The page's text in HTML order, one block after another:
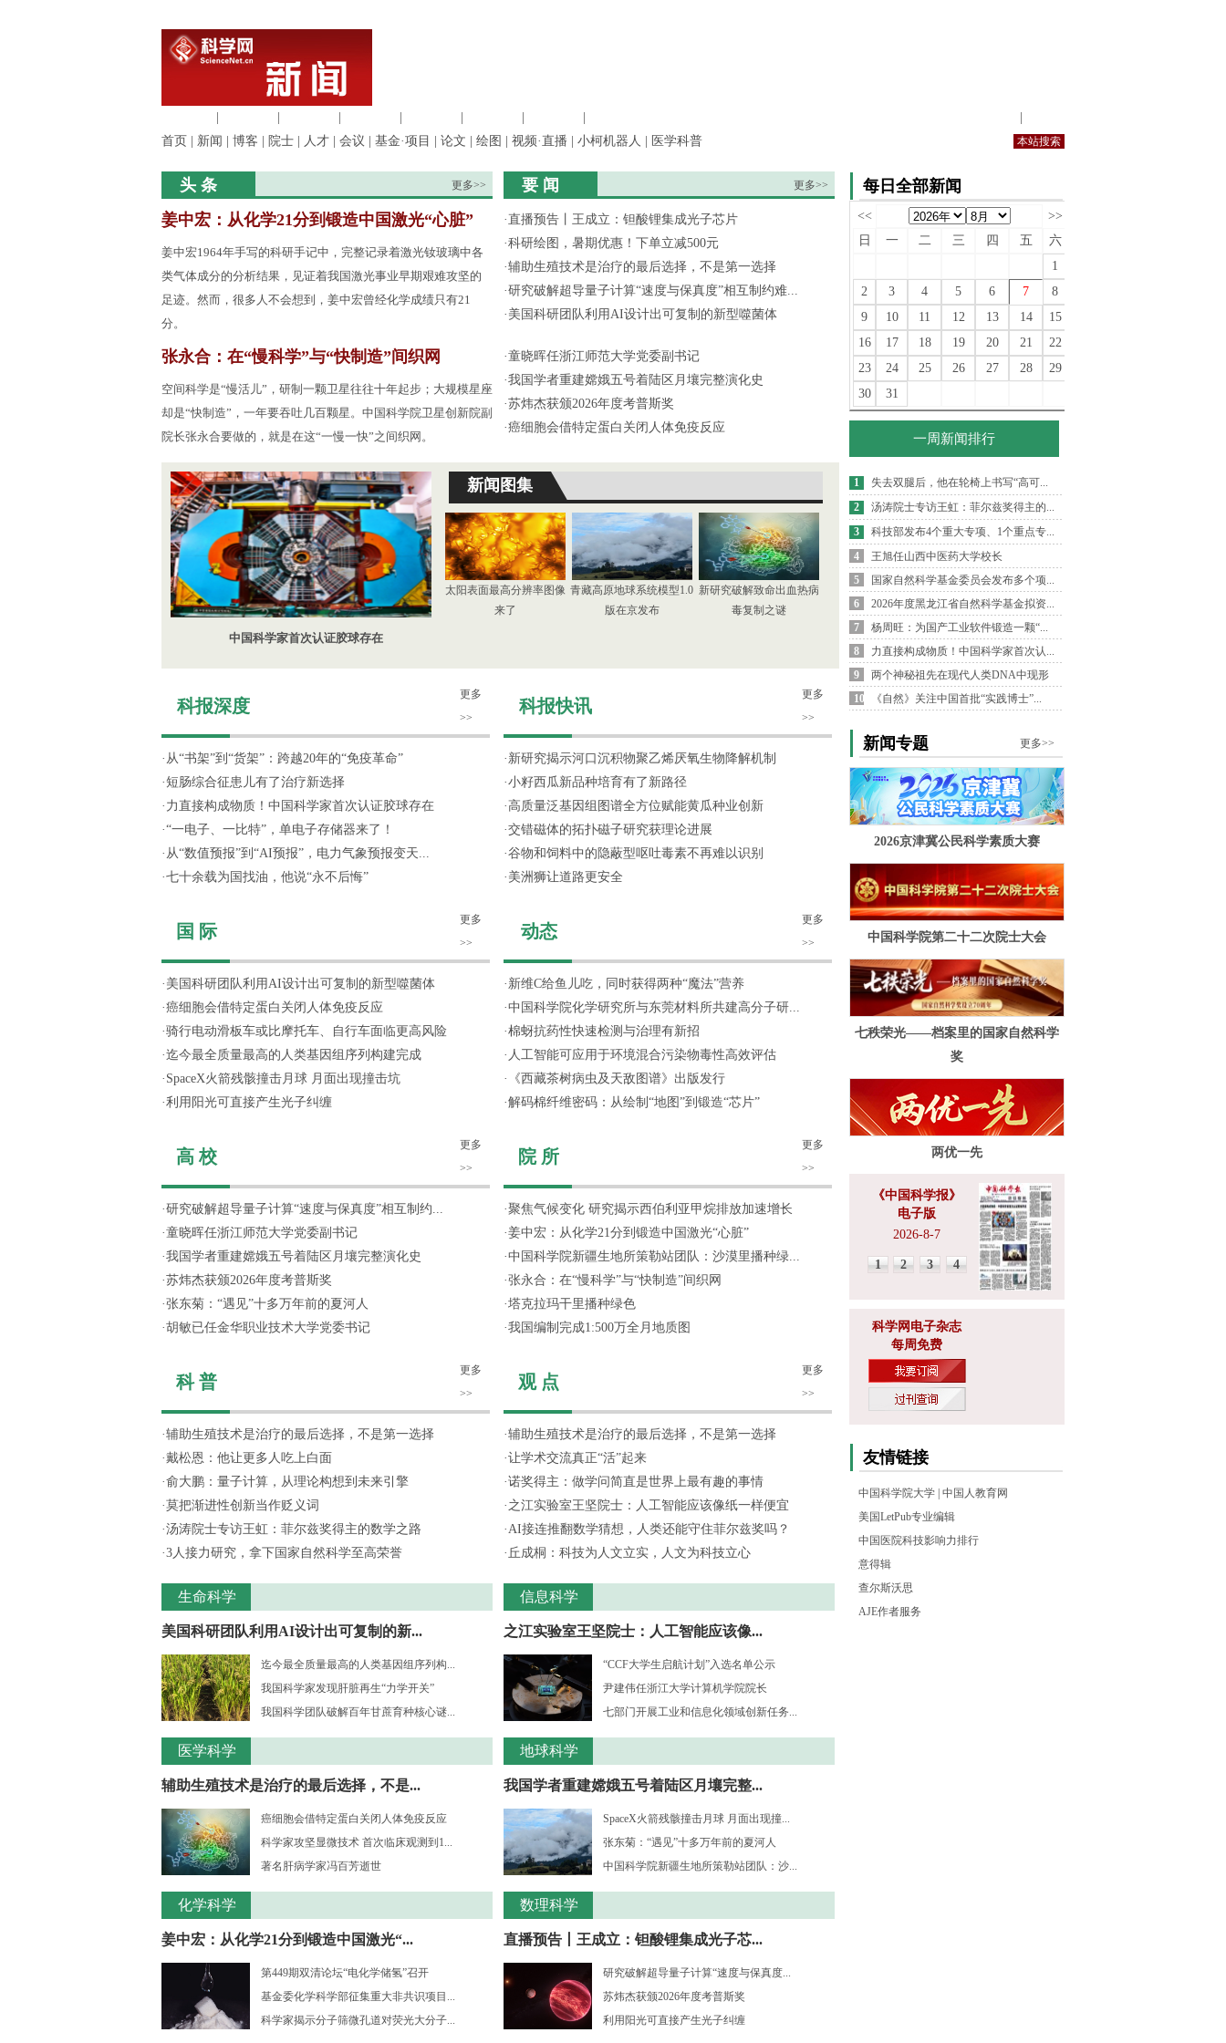
首页
新闻 博客 院士 人才 会议 基金·项目 论文 绘图 视频·直播 小柯机器人 医学科普
头 条 更多>>
姜中宏：从化学21分到锻造中国激光“心脏”
姜中宏1964年手写的科研手记中，完整记录着激光钕玻璃中各
类气体成分的分析结果，见证着我国激光事业早期艰难攻坚的
足迹。然而，很多人不会想到，姜中宏曾经化学成绩只有21
分。
张永合：在“慢科学”与“快制造”间织网
空间科学是“慢活儿”，研制一颗卫星往往十年起步；大规模星座
却是“快制造”，一年要吞吐几百颗星。中国科学院卫星创新院副
院长张永合要做的，就是在这“一慢一快”之间织网。
要 闻 更多>>
·直播预告丨王成立：钽酸锂集成光子芯片
·科研绘图，暑期优惠！下单立减500元
·辅助生殖技术是治疗的最后选择，不是第一选择
·研究破解超导量子计算“速度与保真度”相互制约难...
· 美国科研团队利用AI设计出可复制的新型噬菌体
·童晓晖任浙江师范大学党委副书记
·我国学者重建嫦娥五号着陆区月壤完整演化史
·苏炜杰获颁2026年度考普斯奖
·癌细胞会借特定蛋白关闭人体免疫反应
中国科学家首次认证胶球存在
新闻图集
太阳表面最高分辨率图像
来了
青藏高原地球系统模型1.0
版在京发布
新研究破解致命出血热病
毒复制之谜
科报深度
更多
>>
· 从“书架”到“货架”：跨越20年的“免疫革命”
· 短肠综合征患儿有了治疗新选择
· 力直接构成物质！中国科学家首次认证胶球存在
·“一电子、一比特”，单电子存储器来了！
· 从“数值预报”到“AI预报”，电力气象预报变天...
·七十余载为国找油，他说“永不后悔”
国 际
更多
>>
· 美国科研团队利用AI设计出可复制的新型噬菌体
·癌细胞会借特定蛋白关闭人体免疫反应
·骑行电动滑板车或比摩托车、自行车面临更高风险
·迄今最全质量最高的人类基因组序列构建完成
· SpaceX火箭残骸撞击月球 月面出现撞击坑
·利用阳光可直接产生光子纠缠
高 校
更多
>>
·研究破解超导量子计算“速度与保真度”相互制约...
·童晓晖任浙江师范大学党委副书记
·我国学者重建嫦娥五号着陆区月壤完整演化史
·苏炜杰获颁2026年度考普斯奖
·张东菊：“遇见”十多万年前的夏河人
·胡敏已任金华职业技术大学党委书记
科 普
更多
>>
·辅助生殖技术是治疗的最后选择，不是第一选择
·戴松恩：他让更多人吃上白面
·俞大鹏：量子计算，从理论构想到未来引擎
·莫把渐进性创新当作贬义词
·汤涛院士专访王虹：菲尔兹奖得主的数学之路
·3人接力研究，拿下国家自然科学至高荣誉
生命科学
美国科研团队利用AI设计出可复制的新...
迄今最全质量最高的人类基因组序列构...
我国科学家发现肝脏再生“力学开关”
我国科学团队破解百年甘蔗育种核心谜...
医学科学
辅助生殖技术是治疗的最后选择，不是...
癌细胞会借特定蛋白关闭人体免疫反应
科学家攻坚显微技术 首次临床观测到1...
著名肝病学家冯百芳逝世
化学科学
姜中宏：从化学21分到锻造中国激光“...
第449期双清论坛“电化学储氢”召开
基金委化学科学部征集重大非共识项目...
科学家揭示分子筛微孔道对荧光大分子...
科报快讯
更多
>>
· 新研究揭示河口沉积物聚乙烯厌氧生物降解机制
·小籽西瓜新品种培育有了新路径
· 高质量泛基因组图谱全方位赋能黄瓜种业创新
·交错磁体的拓扑磁子研究获理论进展
·谷物和饲料中的隐蔽型呕吐毒素不再难以识别
· 美洲狮让道路更安全
动态
更多
>>
· 新维C给鱼儿吃，同时获得两种“魔法”营养
·中国科学院化学研究所与东莞材料所共建高分子研...
·棉蚜抗药性快速检测与治理有新招
· 人工智能可应用于环境混合污染物毒性高效评估
·
《西藏茶树病虫及天敌图谱》出版发行
·解码棉纤维密码：从绘制“地图”到锻造“芯片”
院 所
更多
>>
·聚焦气候变化 研究揭示西伯利亚甲烷排放加速增长
·姜中宏：从化学21分到锻造中国激光“心脏”
·中国科学院新疆生地所策勒站团队：沙漠里播种绿...
·张永合：在“慢科学”与“快制造”间织网
·塔克拉玛干里播种绿色
·我国编制完成1:500万全月地质图
观 点
更多
>>
·辅助生殖技术是治疗的最后选择，不是第一选择
·让学术交流真正“活”起来
·诺奖得主：做学问简直是世界上最有趣的事情
· 之江实验室王坚院士：人工智能应该像纸一样便宜
·AI接连推翻数学猜想，人类还能守住菲尔兹奖吗？
· 丘成桐：科技为人文立实，人文为科技立心
信息科学
之江实验室王坚院士：人工智能应该像...
“CCF大学生启航计划”入选名单公示
尹建伟任浙江大学计算机学院院长
七部门开展工业和信息化领域创新任务...
地球科学
我国学者重建嫦娥五号着陆区月壤完整...
SpaceX火箭残骸撞击月球 月面出现撞...
张东菊：“遇见”十多万年前的夏河人
中国科学院新疆生地所策勒站团队：沙...
数理科学
直播预告丨王成立：钽酸锂集成光子芯...
研究破解超导量子计算“速度与保真度...
苏炜杰获颁2026年度考普斯奖
利用阳光可直接产生光子纠缠
每日全部新闻
<<
>>
日
一 二 三 四 五
六
1
2
3 4 5 6 7
8
9
10 11 12 13 14
15
16
17 18 19 20 21
22
23
24 25 26 27 28
29
30
31
一周新闻排行
1
失去双腿后，他在轮椅上书写“高可...
2
汤涛院士专访王虹：菲尔兹奖得主的...
3
科技部发布4个重大专项、1个重点专...
4
王旭任山西中医药大学校长
5
国家自然科学基金委员会发布多个项...
6
2026年度黑龙江省自然科学基金拟资...
7
杨周旺：为国产工业软件锻造一颗“...
8
力直接构成物质！中国科学家首次认...
9
两个神秘祖先在现代人类DNA中现形
10
《自然》关注中国首批“实践博士”...
新闻专题 更多>>
2026京津冀公民科学素质大赛
中国科学院第二十二次院士大会
七秩荣光——档案里的国家自然科学
奖
两优一先
《中国科学报》
电子版
2026-8-7
1 2 3 4
科学网电子杂志
每周免费
友情链接
中国科学院大学 中国人教育网
美国LetPub专业编辑
中国医院科技影响力排行
意得辑
查尔斯沃思
AJE作者服务